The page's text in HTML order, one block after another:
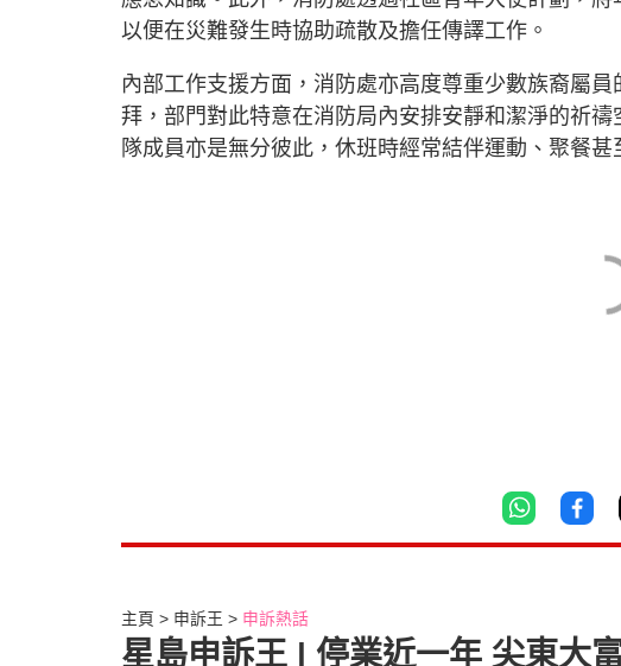
以便在災難發生時協助疏散及擔任傳譯工作。
內部工作支援方面，消防處亦高度尊重少數族裔屬
拜，部門對此特意在消防局內安排安靜和潔淨的祈
隊成員亦是無分彼此，休班時經常結伴運動、聚餐
主頁 申訴王 申訴熱話
星島申訴王 | 停業近一年 尖東大